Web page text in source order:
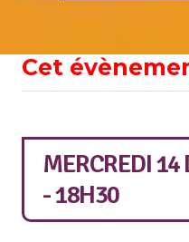
Cet
MERCREDI
- 18H30